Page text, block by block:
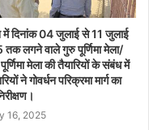
में दिनांक 04 जुलाई से 11 जुलाई
लगने वाले गुरु पूर्णिमा मेला/
मेला की तैयारियों के संबंध में
ने गोवर्धन परिक्रमा मार्ग का
16, 2025